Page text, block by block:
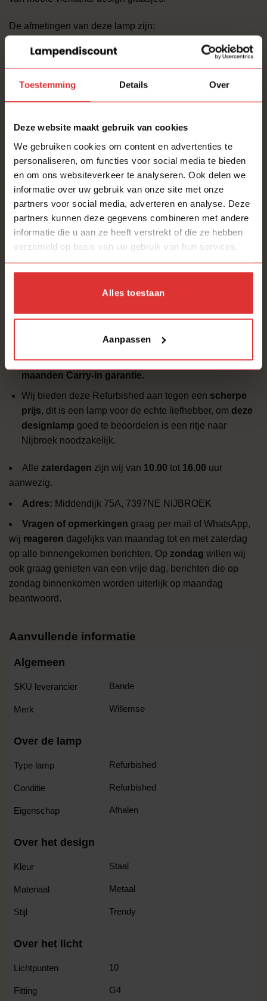
Toestemming Details Over
Deze website maakt gebruik van cookies
We gebruiken cookies om content en advertenties te
personaliseren, om functies voor social media te bieden
en om ons websiteverkeer te analyseren. Ook delen we
informatie over uw gebruik van onze site met onze
partners voor social media, adverteren en analyse. Deze
partners kunnen deze gegevens combineren met andere
informatie die u aan ze heeft verstrekt of die ze hebben
verzameld op basis van uw gebruik van hun services.
Alles toestaan
Aanpassen
De afmetingen van deze lamp zijn:
Lengte: 120 cm
REFURBISHED LAMPEN
Mooie design lampen verdienen een tweede huis! Deze
design topper is door ons opgekocht en volledig
nagekeken. Een Hobby/Passie waaruit onze
lampenschuur ooit is ontstaan.
LIEFDE voor licht en design!
Deze mooie hanglamp van Willemse hebben wij
100% GOED!!!Uitsluitend op basis van
AFHALEN!!
OOKop al onze Refurbished lampen geven we12
maanden Carry-in garantie.
Wij bieden deze Refurbished aan tegen een scherpe
prijs, dit is een lamp voor de echte liefhebber, om deze
designlamp goed te beoordelen is een ritje naar
Nijbroek noodzakelijk.
Alle zaterdagen zijn wij van 10.00 tot 16.00 uur
aanwezig.
Adres: Middendijk 75A, 7397NE NIJBROEK
Vragen of opmerkingen graag per mail of WhatsApp,
wij reageren dagelijks van maandag tot en met zaterdag
op alle binnengekomen berichten. Op zondag willen wij
ook graag genieten van een vrije dag, berichten die op
zondag binnenkomen worden uiterlijk op maandag
beantwoord.
Aanvullende informatie
Algemeen
SKU leverancier Bande
Merk Willemse
Over de lamp
Type lamp Refurbished
Conditie Refurbished
Eigenschap Afhalen
Over het design
Kleur Staal
Materiaal Metaal
Stijl Trendy
Over het licht
Lichtpunten 10
Fitting G4